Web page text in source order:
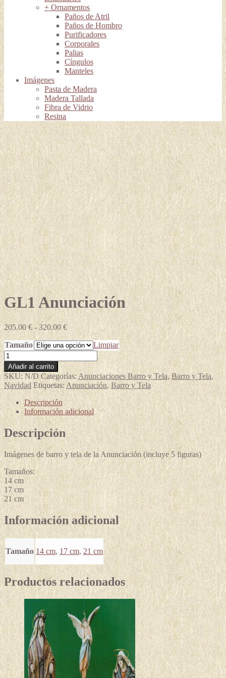
+ Ornamentos
Paños de Atril
Paños de Hombro
Purificadores
Corporales
Palias
Cíngulos
Manteles
Imágenes
Pasta de Madera
Madera Tallada
Fibra de Vidrio
Resina
GL1 Anunciación
205.00€ - 320.00 €Rango
de
precios:
desde
205.00 €
hasta
320.00 €
Tamaño
Limpiar
GL1
Anunciación
cantidad
Añadir al carrito
SKU:N/D Categorías: Anunciaciones Barro y Tela,Barro y Tela,
Navidad Etiquetas:Anunciación,Barro y Tela
Descripción
Información adicional
Descripción
Imágenes de barro y tela de la Anunciación (incluye 5 figuras)
Tamaños:
14 cm
17 cm
21 cm
Información adicional
Tamaño 14 cm, 17 cm, 21 cm
Productos relacionados